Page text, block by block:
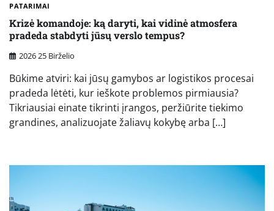
PATARIMAI
Krizė komandoje: ką daryti, kai vidinė atmosfera
pradeda stabdyti jūsų verslo tempus?
2026 25 Birželio
Būkime atviri: kai jūsų gamybos ar logistikos procesai
pradeda lėtėti, kur ieškote problemos pirmiausia?
Tikriausiai einate tikrinti įrangos, peržiūrite tiekimo
grandines, analizuojate žaliavų kokybę arba […]